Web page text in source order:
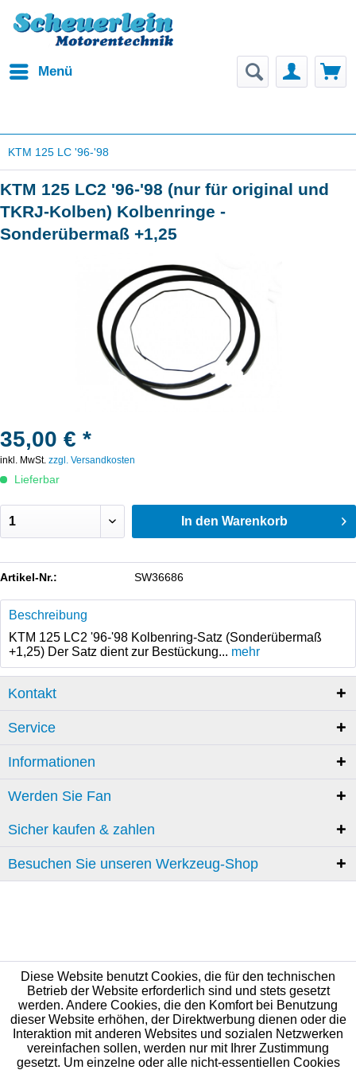
Menü
KTM 125 LC '96-'98
KTM 125 LC2 '96-'98 (nur für original und
TKRJ-Kolben) Kolbenringe -
Sonderübermaß +1,25
35,00 € *
inkl. MwSt. zzgl. Versandkosten
Lieferbar
In den Warenkorb
Artikel-Nr.: SW36686
Beschreibung
KTM 125 LC2 '96-'98 Kolbenring-Satz (Sonderübermaß
+1,25) Der Satz dient zur Bestückung... mehr
Kontakt
Service
Informationen
Werden Sie Fan
Sicher kaufen & zahlen
Besuchen Sie unseren Werkzeug-Shop
Diese Website benutzt Cookies, die für den technischen
Betrieb der Website erforderlich sind und stets gesetzt
werden. Andere Cookies, die den Komfort bei Benutzung
dieser Website erhöhen, der Direktwerbung dienen oder die
Interaktion mit anderen Websites und sozialen Netzwerken
vereinfachen sollen, werden nur mit Ihrer Zustimmung
gesetzt. Um einzelne oder alle nicht-essentiellen Cookies